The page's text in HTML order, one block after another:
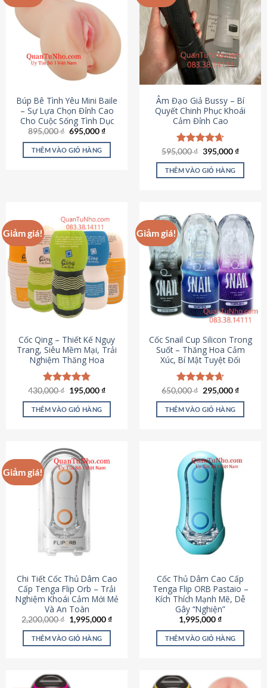
biến
thể.
chọn
thể
chọn
trên
trang
sản
phẩm
Búp Bê Tình Yêu Mini Baile
– Sự Lựa Chọn Đỉnh Cao
Cho Cuộc Sống Tình Dục
895,000₫ Giá
là:
895,000 ₫.
695,000₫Giá
tại
THÊM VÀO GIỎ HÀNG
Âm Đạo Giả Bussy – Bí
Quyết Chinh Phục Khoái
Cảm Đỉnh Cao
Được xếp
hạng4.64
5 sao
595,000₫ Giá
là:
595,000 ₫.
395,000₫Giá
tại
THÊM VÀO GIỎ HÀNG
Giảm giá!
Cốc Qing – Thiết Kế Ngụy
Trang, Siêu Mềm Mại, Trải
Nghiệm Thăng Hoa
Được xếp
hạng4.78
5 sao
430,000₫ Giá
là:
430,000 ₫.
195,000₫Giá
tại
THÊM VÀO GIỎ HÀNG
Giảm giá!
Cốc Snail Cup Silicon Trong
Suốt – Thăng Hoa Cảm
Xúc, Bí Mật Tuyệt Đối
Được xếp
hạng4.69
5 sao
650,000₫ Giá
là:
650,000 ₫.
295,000₫Giá
tại
THÊM VÀO GIỎ HÀNG
Giảm giá!
Chi Tiết Cốc Thủ Dâm Cao
Cấp Tenga Flip Orb – Trải
Nghiệm Khoái Cảm Mới Mẻ
Và An Toàn
2,200,000₫ Giá
gốc
là:
2,200,000 ₫.
1,995,000₫Giá
THÊM VÀO GIỎ HÀNG
Cốc Thủ Dâm Cao Cấp
Tenga Flip ORB Pastaio –
Kích Thích Mạnh Mẽ, Dễ
Gây “Nghiện”
1,995,000₫
THÊM VÀO GIỎ HÀNG